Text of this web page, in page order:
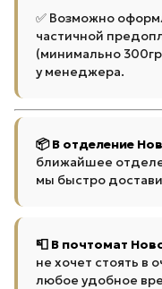
✅ Возможно
частичной
(минимально
у менеджера.
📦 В отделение
ближайшее
мы быстро
📮 В почтомат
не хочет стоять в
любое удобное